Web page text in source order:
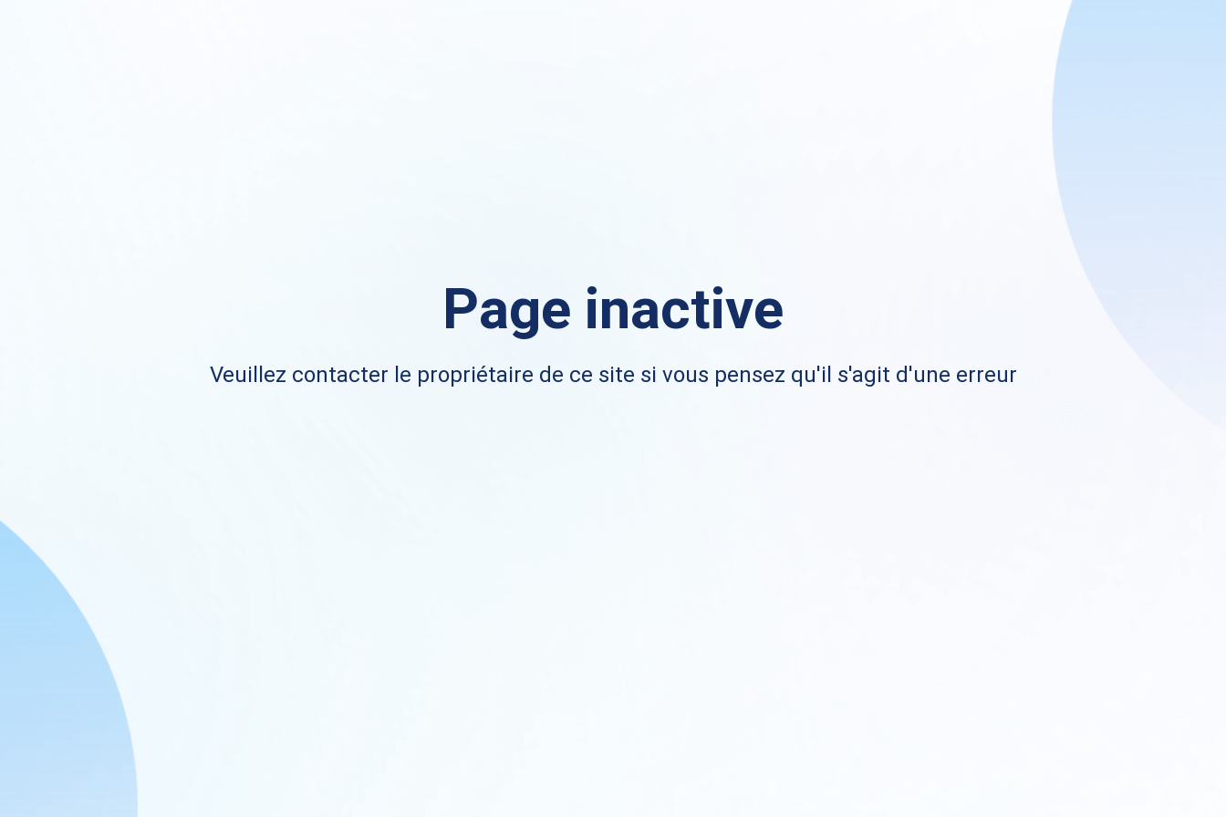
Page inactive
Veuillez contacter le propriétaire de ce site si vous pensez qu'il s'agit d'une erreur